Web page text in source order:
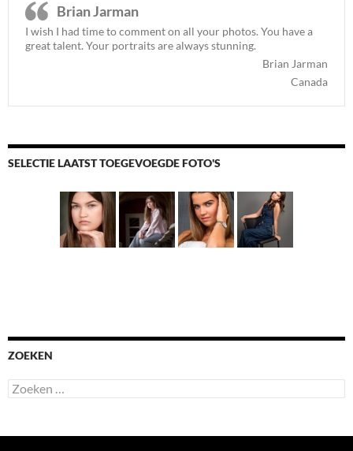
Brian Jarman
I wish I had time to comment on all your photos. You have a
great talent. Your portraits are always stunning.
Brian Jarman
Canada
SELECTIE LAATST TOEGEVOEGDE FOTO'S
ZOEKEN
Zoeken
naar: